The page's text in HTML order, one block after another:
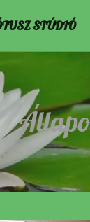
STÚDIÓ